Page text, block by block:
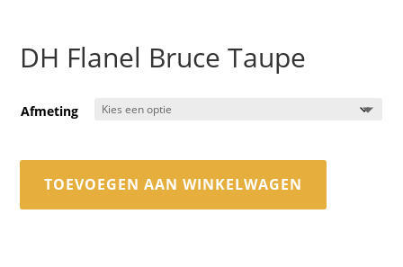
DH Flanel Bruce Taupe
Afmeting
TOEVOEGEN AAN WINKELWAGEN